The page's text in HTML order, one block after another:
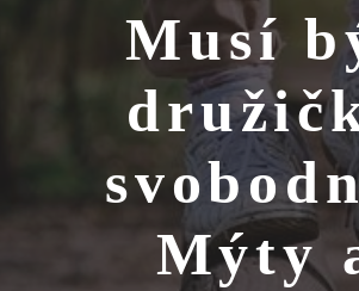
Musí
Mýty